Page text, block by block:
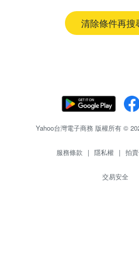
清除條件再搜
Yahoo台灣電子商務 版權所有 ©
服務條款 | 隱私權 | 拍
交易安全